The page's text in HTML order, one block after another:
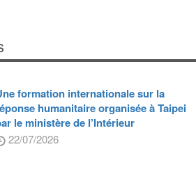
formation internationale sur la
humanitaire organisée à Taipei
le ministère de l’Intérieur
22/07/2026